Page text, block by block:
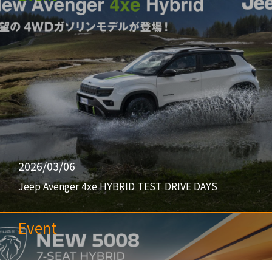
2026/03/06
Jeep Avenger 4xe HYBRID TEST DRIVE DAYS
Event